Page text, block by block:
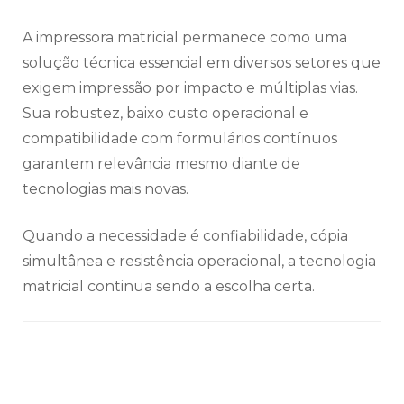
A impressora matricial permanece como uma
solução técnica essencial em diversos setores que
exigem impressão por impacto e múltiplas vias.
Sua robustez, baixo custo operacional e
compatibilidade com formulários contínuos
garantem relevância mesmo diante de
tecnologias mais novas.
Quando a necessidade é confiabilidade, cópia
simultânea e resistência operacional, a tecnologia
matricial continua sendo a escolha certa.